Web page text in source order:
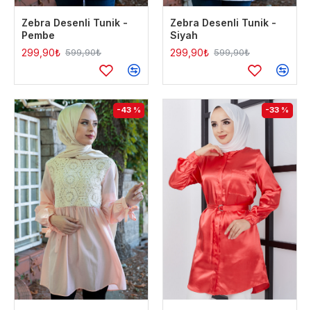
Zebra Desenli Tunik -
Pembe
299,90₺ 599,90₺
Zebra Desenli Tunik -
Siyah
299,90₺ 599,90₺
-43 % -33 %